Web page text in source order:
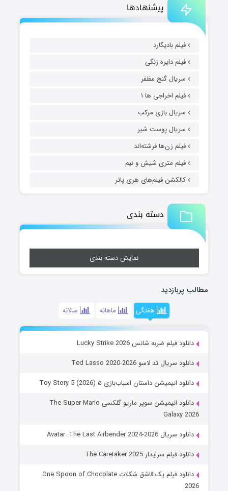
پیشنهادها
فیلم بادیگارد
فیلم دایره زنگی
سریال گنج مظفر
فیلم اخراجی ها ۱
سریال بازی مرکب
سریال پوست شیر
فیلم زن‌ها فرشته‌اند
فیلم متری شیش و نیم
کالکشن فیلم‌های هری پاتر
دسته بندی
نمایش دسته بندی
مطالب پربازدید
هفتگی ماهانه سالانه
دانلود فیلم ضربه شانس Lucky Strike 2026
دانلود سریال تد لاسو Ted Lasso 2020-2026
دانلود انیمیشن داستان اسباب‌بازی ۵ Toy Story 5 (2026)
دانلود انیمیشن سوپر ماریو گلکسی The Super Mario
Galaxy 2026
دانلود سریال Avatar: The Last Airbender 2024-2026
دانلود فیلم سرایدار The Caretaker 2025
دانلود فیلم یک قاشق شکلات One Spoon of Chocolate
2026